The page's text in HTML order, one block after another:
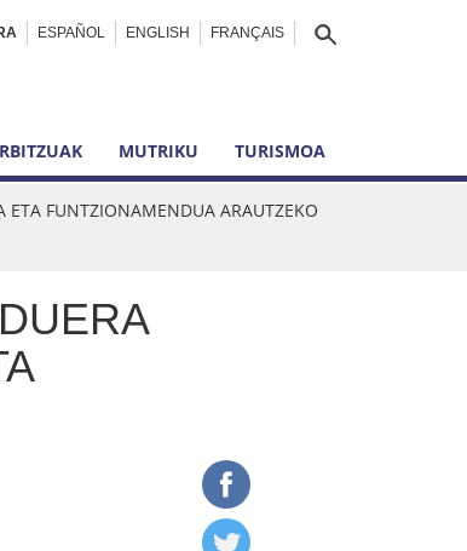
ESPAÑOL ENGLISH FRANÇAIS
MUTRIKU TURISMOA
ETA FUNTZIONAMENDUA ARAUTZEKO